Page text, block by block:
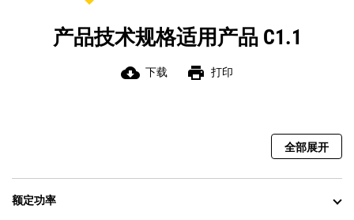
产品技术规格适用产品 C1.1
cloud_download 下载 print 打印
全部展开
额定功率